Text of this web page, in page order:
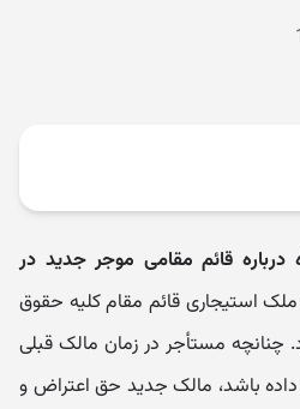
درباره قائم مقامی موجر جدید در
ملک استیجاری قائم مقام کلیه حقوق
مستأجر در زمان مالک قبلی
داده باشد، مالک جدید حق اعتراض و